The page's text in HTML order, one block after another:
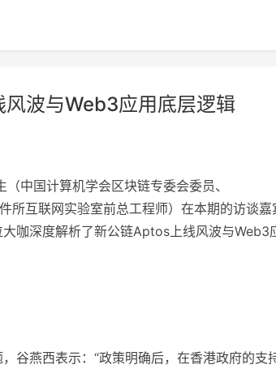
波与Web3应用底层逻辑
中国计算机学会区块链专委会委员、
所互联网实验室前总工程师）在本期的访谈嘉
咖深度解析了新公链Aptos上线风波与Web3
谷燕西表示：“政策明确后，在香港政府的支